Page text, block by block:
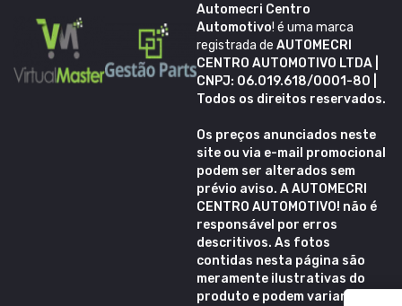
Automecri Centro
Automotivo! é uma marca
registrada deAUTOMECRI
CENTRO AUTOMOTIVO LTDA |
CNPJ: 06.019.618/0001-80 |
Todos os direitos reservados.
Os preços anunciados neste
site ou via e-mail promocional
podem ser alterados sem
prévio aviso. AAUTOMECRI
CENTRO AUTOMOTIVO! não é
responsável por erros
descritivos. As fotos
contidas nesta página são
meramente ilustrativas do
produto e podem variar de